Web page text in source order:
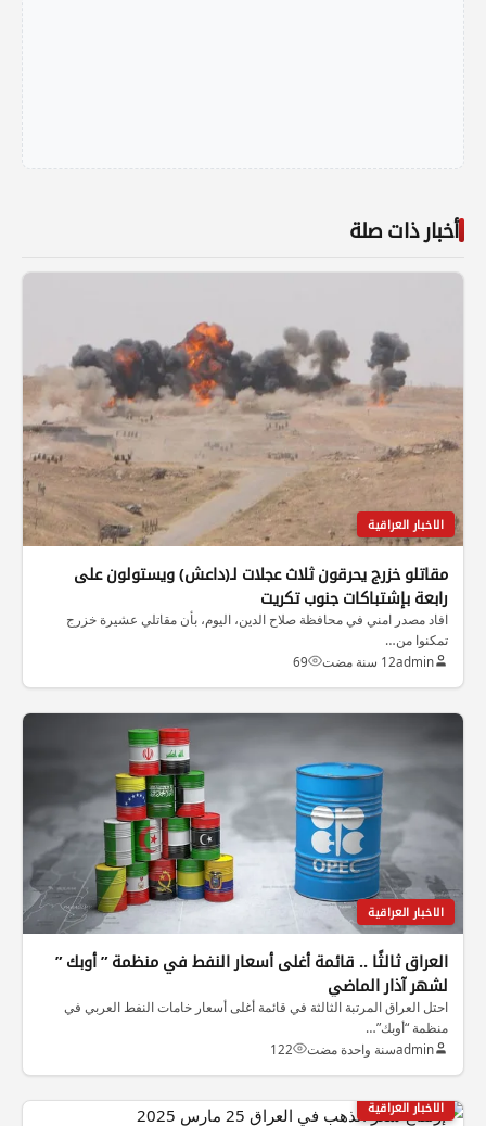
أخبار ذات صلة
الاخبار العراقية
مقاتلو خزرج يحرقون ثلاث عجلات لـ(داعش) ويستولون على
رابعة بإشتباكات جنوب تكريت
افاد مصدر امني في محافظة صلاح الدين، اليوم، بأن مقاتلي عشيرة خزرج
تمكنوا من…
admin12 سنة مضت 69
الاخبار العراقية
العراق ثالثًا .. قائمة أغلى أسعار النفط في منظمة ” أوبك ”
لشهر آذار الماضي
احتل العراق المرتبة الثالثة في قائمة أغلى أسعار خامات النفط العربي في
منظمة “أوبك”…
adminسنة واحدة مضت 122
الاخبار العراقية